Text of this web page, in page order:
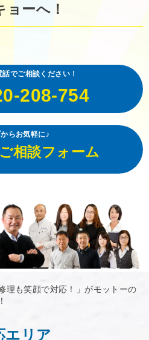
ョーへ！
でご相談ください！
208-754
らお気軽に♪
相談フォーム
理も笑顔で対応！」がモットーの
エリア